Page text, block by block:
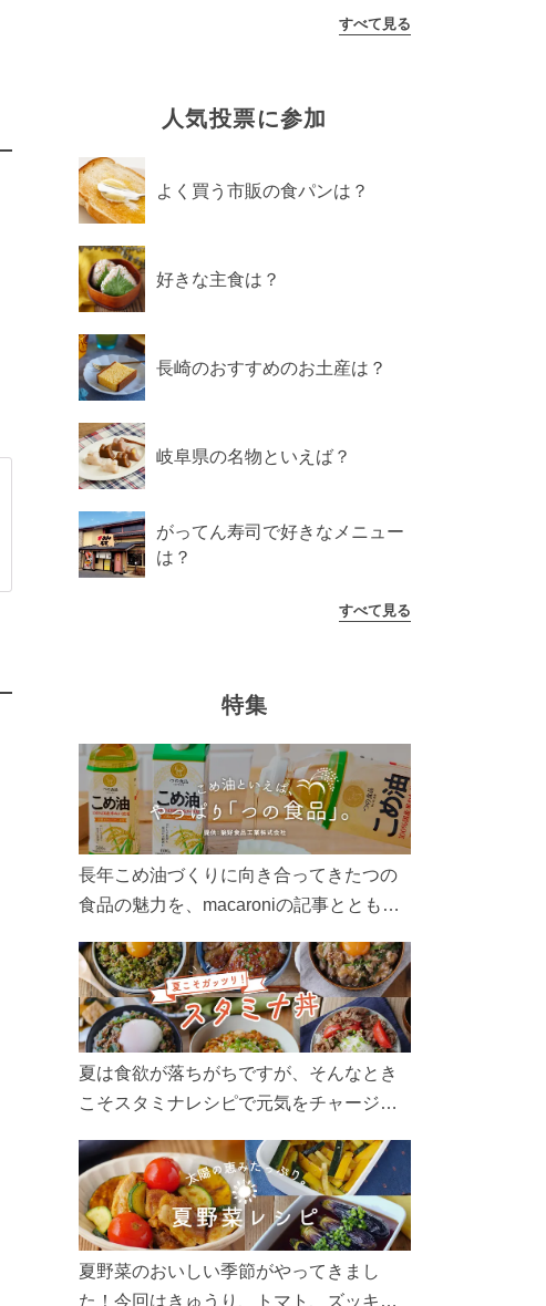
すべて見る
人気投票に参加
よく買う市販の食パンは？
好きな主食は？
長崎のおすすめのお土産は？
岐阜県の名物といえば？
がってん寿司で好きなメニュー
は？
すべて見る
特集
長年こめ油づくりに向き合ってきたつの
食品の魅力を、macaroniの記事とともに
ん、製造現場や品質へのこだわりまで。
こめ油をもっと好きになるコンテンツを
ぜひお楽しみください。
夏は食欲が落ちがちですが、そんなとき
こそスタミナレシピで元気をチャージ！
リ食べて、夏バテを吹き飛ばしましょ
う！
夏野菜のおいしい季節がやってきまし
た！今回はきゅうり、トマト、ズッキー